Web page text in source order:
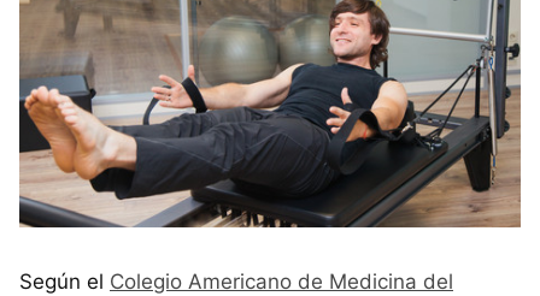
Según el Colegio Americano de Medicina del